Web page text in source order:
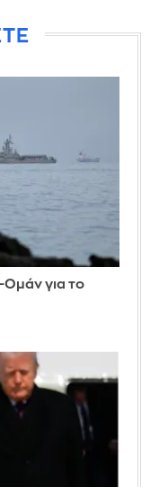
Ομάν για το